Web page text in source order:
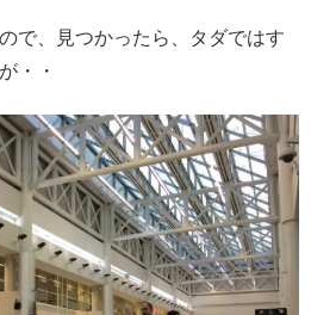
で、見つかったら、タダではす
・・